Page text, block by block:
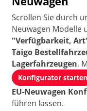
Scrollen Sie durch
Neuwagen Modelle
"Verfügbarkeit,
Taigo
Lagerfahrzeugen.
Konfigurator starten
EU-Neuwagen
führen lassen.